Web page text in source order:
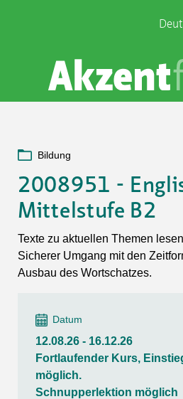
Sophia Care
Bildung
2008951 -
Mittelstufe B2
Texte zu aktuellen Themen
Sicherer Umgang mit den
Ausbau des Wortschatzes.
Datum
12.08.26 - 16.12.26
Fortlaufender Kurs,
möglich.
Schnupperlektion möglich